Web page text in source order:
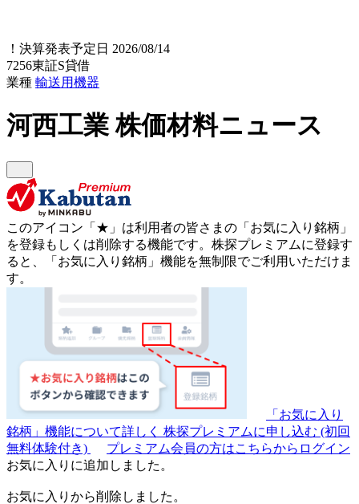
！ 決算発表予定日 2026/08/14
7256東証S貸借
業種 輸送用機器
河西工業株価材料ニュース
このアイコン 「★」 は利用者の皆さまの 「お気に入り銘柄」
を登録もしくは削除する機能です。 株探プレミアムに登録す
ると、「お気に入り銘柄」機能を無制限でご利用いただけま
す。
「お気に入り
銘柄」機能について詳しく 株探プレミアムに申し込む (初回
無料体験付き)
プレミアム会員の方はこちらからログイン
お気に入りに追加しました。
お気に入りから削除しました。